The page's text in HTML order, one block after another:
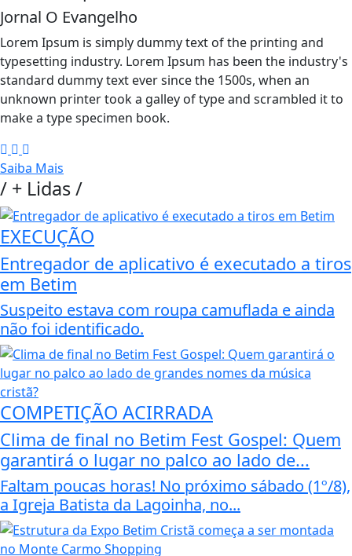
Jornal O Evangelho
Lorem Ipsum is simply dummy text of the printing and
typesetting industry. Lorem Ipsum has been the industry's
standard dummy text ever since the 1500s, when an
unknown printer took a galley of type and scrambled it to
make a type specimen book.
Saiba Mais
/ + Lidas/
EXECUÇÃO
Entregador de aplicativo é executado a tiros
em Betim
Suspeito estava com roupa camuflada e ainda
não foi identificado.
COMPETIÇÃO ACIRRADA
Clima de final no Betim Fest Gospel: Quem
garantirá o lugar no palco ao lado de...
Faltam poucas horas! No próximo sábado (1º/8),
a Igreja Batista da Lagoinha, no...